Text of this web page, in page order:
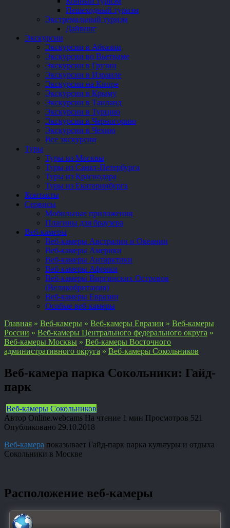
Пешеходный туризм
Экстремальный туризм
Дайвинг
Экскурсии
Экскурсии в Абхазии
Экскурсии во Вьетнаме
Экскурсии в Грузии
Экскурсии в Израиле
Экскурсии на Кипре
Экскурсии в Крыму
Экскурсии в Таиланд
Экскурсии в Турцию
Экскурсии в Черногорию
Экскурсии в Чехию
Все экскурсии
Туры
Туры из Москвы
Туры из Санкт-Петербурга
Туры из Краснодара
Туры из Екатеринбурга
Контакты
Сервисы
Мобильные приложения
Плагины для браузера
Веб-камеры
Веб-камеры Австралии и Океании
Веб-камеры Америки
Веб-камеры Антарктики
Веб-камеры Африки
Веб-камеры Виргинских Островов
(Великобритания)
Веб-камеры Евразии
Особые веб-камеры
Главная » Веб-камеры » Веб-камеры Евразии » Веб-камеры
России » Веб-камеры Центрального федерального округа »
Веб-камеры Москвы » Веб-камеры Восточного
административного округа » Веб-камеры Сокольников
Веб-камера парка Сокольники: Гайд-
парк
Веб-камеры Сокольников
Автор Online.webcams На чтение 1 мин Просмотров 521
Опубликовано 29.10.2018
Веб-камера показывает Гайд-парк парка культуры и отдыха
Сокольники в Москве
Расположение веб-камеры